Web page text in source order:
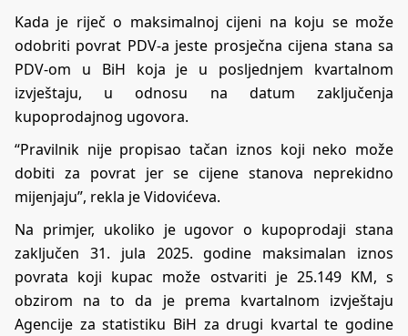
Kada je riječ o maksimalnoj cijeni na koju se može
odobriti povrat PDV-a jeste prosječna cijena stana sa
PDV-om u BiH koja je u posljednjem kvartalnom
izvještaju, u odnosu na datum zaključenja
kupoprodajnog ugovora.
“Pravilnik nije propisao tačan iznos koji neko može
dobiti za povrat jer se cijene stanova neprekidno
mijenjaju”, rekla je Vidovićeva.
Na primjer, ukoliko je ugovor o kupoprodaji stana
zaključen 31. jula 2025. godine maksimalan iznos
povrata koji kupac može ostvariti je 25.149 KM, s
obzirom na to da je prema kvartalnom izvještaju
Agencije za statistiku BiH za drugi kvartal te godine